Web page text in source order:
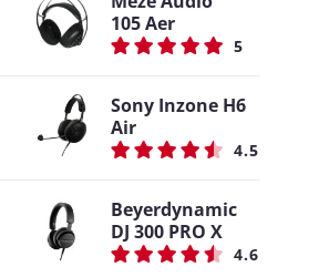
105 Aer
5
Sony Inzone H6
Air
4.5
Beyerdynamic
DJ 300 PRO X
4.6